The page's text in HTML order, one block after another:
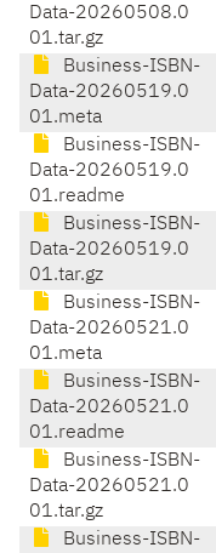
Data-20260508.0
01.tar.gz
Business-ISBN-
Data-20260519.0
01.meta
Business-ISBN-
Data-20260519.0
01.readme
Business-ISBN-
Data-20260519.0
01.tar.gz
Business-ISBN-
Data-20260521.0
01.meta
Business-ISBN-
Data-20260521.0
01.readme
Business-ISBN-
Data-20260521.0
01.tar.gz
Business-ISBN-